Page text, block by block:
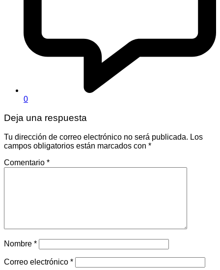
0
Deja una respuesta
Tu dirección de correo electrónico no será publicada. Los
campos obligatorios están marcados con *
Comentario *
Nombre *
Correo electrónico *